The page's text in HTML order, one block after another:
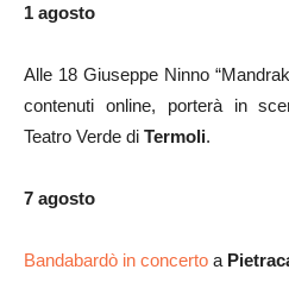
1 agosto
Alle 18 Giuseppe Ninno
contenuti online, porterà in
Teatro Verde di Termoli.
7 agosto
Bandabardò in concerto a